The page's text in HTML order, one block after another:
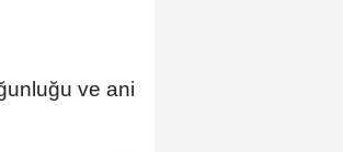
ve ani